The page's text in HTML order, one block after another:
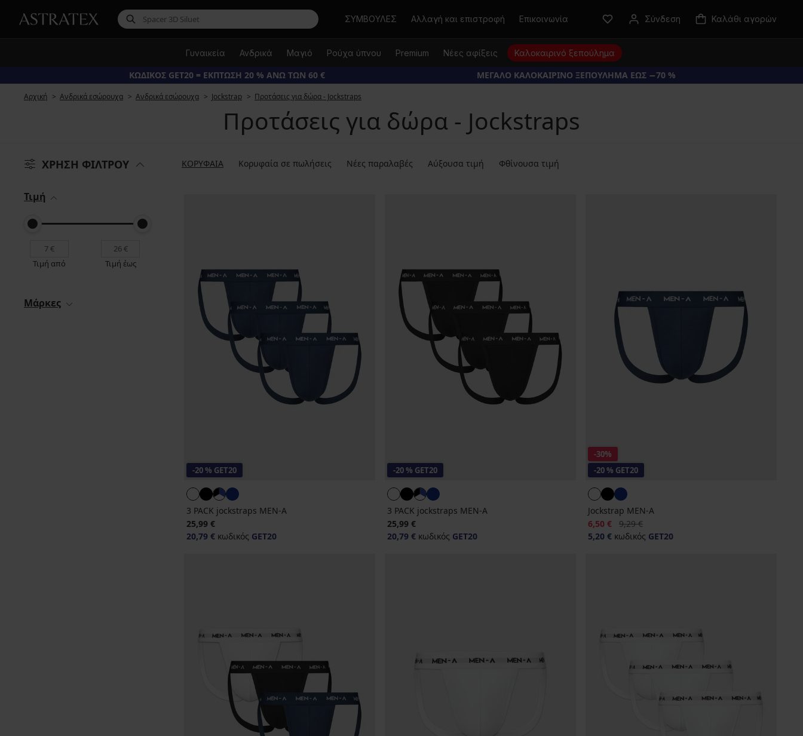
Αναζήτηση
ΣΥΜΒΟΥΛΕΣ Αλλαγή και επιστροφή Επικοινωνία Σύνδεση Καλάθι αγορών
Γυναικεία Ανδρικά Μαγιό Ρούχα ύπνου Premium Νέες αφίξεις Καλοκαιρινό ξεπούλημα
ΚΩΔΙΚΟΣ GET20 = ΕΚΠΤΩΣΗ 20 % ΑΝΩ ΤΩΝ 60 € ΜΕΓΑΛΟ ΚΑΛΟΚΑΙΡΙΝΟ ΞΕΠΟΥΛΗΜΑ ΕΩΣ −70 %
Αρχική Ανδρικά εσώρουχα Ανδρικά εσώρουχα Jockstrap Προτάσεις για δώρα - Jockstraps
Προτάσεις για δώρα - Jockstraps
ΧΡΗΣΗ ΦΙΛΤΡΟΥ ΚΟΡΥΦΑΙΑ Κορυφαία σε πωλήσεις Νέες παραλαβές Αύξουσα τιμή Φθίνουσα τιμή
Τιμή
Τιμή από Τιμή έως
Μάρκες
-20 % GET20
3 PACK jockstraps MEN-A
25,99 €
20,79 € κωδικός GET20
-20 % GET20
3 PACK jockstraps MEN-A
25,99 €
20,79 €κωδικός GET20
-30%
-20 % GET20
Jockstrap MEN-A
Έκπτωση
6,50 € Αρχική τιμή
9,29 €
5,20 €κωδικός GET20